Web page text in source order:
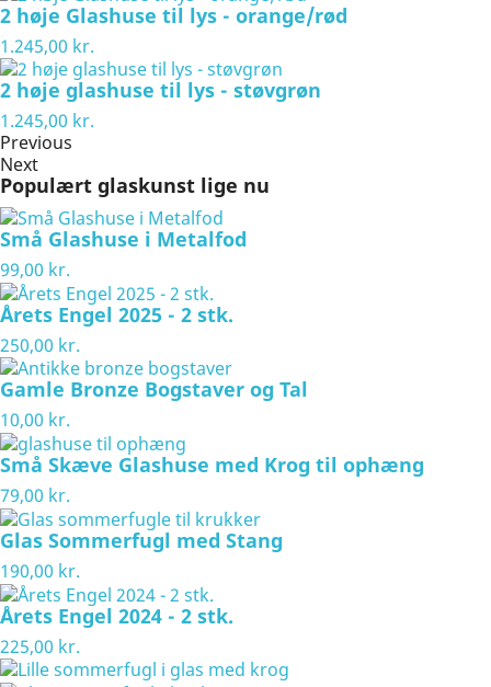
2 høje Glashuse til lys - orange/rød
1.245,00 kr.
2 høje glashuse til lys - støvgrøn
1.245,00 kr.
Previous
Next
Populært glaskunst lige nu
Små Glashuse i Metalfod
99,00 kr.
Årets Engel 2025 - 2 stk.
250,00 kr.
Gamle Bronze Bogstaver og Tal
10,00 kr.
Små Skæve Glashuse med Krog til ophæng
79,00 kr.
Glas Sommerfugl med Stang
190,00 kr.
Årets Engel 2024 - 2 stk.
225,00 kr.